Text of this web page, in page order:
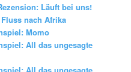
Läuft bei uns!
nach Afrika
Momo
All das ungesagte
All das ungesagte